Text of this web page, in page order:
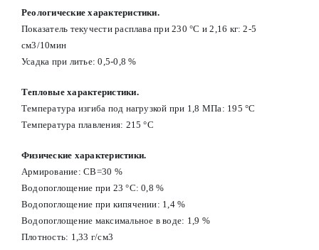
Реологические характеристики.
Показатель текучести расплава при 230 °С и 2,16 кг: 2-5
см3/10мин
Усадка при литье: 0,5-0,8 %
Тепловые характеристики.
Температура изгиба под нагрузкой при 1,8 МПа: 195 °С
Температура плавления: 215 °С
Физические характеристики.
Армирование: СВ=30 %
Водопоглощение при 23 °С: 0,8 %
Водопоглощение при кипячении: 1,4 %
Водопоглощение максимальное в воде: 1,9 %
Плотность: 1,33 г/см3